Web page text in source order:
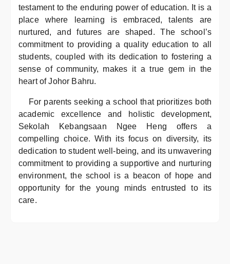
testament to the enduring power of education. It is a
place where learning is embraced, talents are
nurtured, and futures are shaped. The school’s
commitment to providing a quality education to all
students, coupled with its dedication to fostering a
sense of community, makes it a true gem in the
heart of Johor Bahru.
For parents seeking a school that prioritizes both
academic excellence and holistic development,
Sekolah Kebangsaan Ngee Heng offers a
compelling choice. With its focus on diversity, its
dedication to student well-being, and its unwavering
commitment to providing a supportive and nurturing
environment, the school is a beacon of hope and
opportunity for the young minds entrusted to its
care.